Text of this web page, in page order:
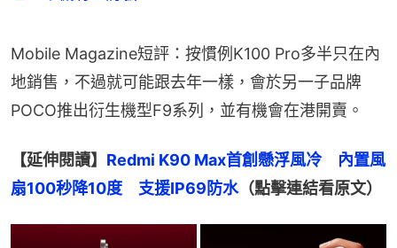
Mobile Magazine短評：按慣例K100 Pro多半只在內
地銷售，不過就可能跟去年一樣，會於另一子品牌
POCO推出衍生機型F9系列，並有機會在港開賣。
【延伸閱讀】 Redmi K90 Max首創懸浮風冷　內置風
扇100秒降10度　支援IP69防水（點擊連結看原文）